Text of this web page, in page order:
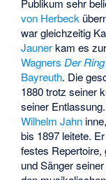
Publikum sehr
von Herbeck
war gleichzeitig
Jaunerkam es
Wagners Der
Bayreuth. Die
1880 trotz seiner
seiner
Wilhelm Jahn
bis 1897 leitete.
festes Repertoire,
und Sänger